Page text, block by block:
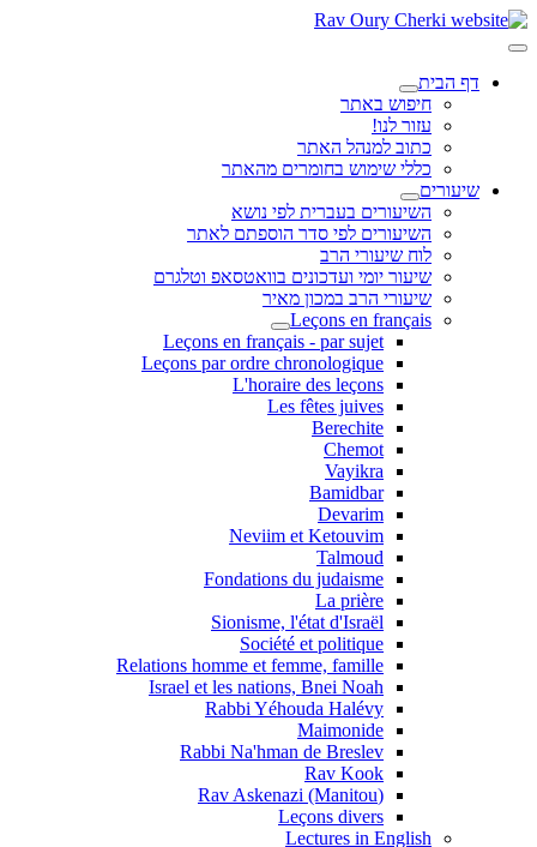
דף הבית
חיפוש באתר
עזור לנו!
כתוב למנהל האתר
כללי שימוש בחומרים מהאתר
שיעורים
השיעורים בעברית לפי נושא
השיעורים לפי סדר הוספתם לאתר
לוח שיעורי הרב
שיעור יומי ועדכונים בוואטסאפ וטלגרם
שיעורי הרב במכון מאיר
Leçons en français
Leçons en français - par sujet
Leçons par ordre chronologique
L'horaire des leçons
Les fêtes juives
Berechite
Chemot
Vayikra
Bamidbar
Devarim
Neviim et Ketouvim
Talmoud
Fondations du judaisme
La prière
Sionisme, l'état d'Israël
Société et politique
Relations homme et femme, famille
Israel et les nations, Bnei Noah
Rabbi Yéhouda Halévy
Maimonide
Rabbi Na'hman de Breslev
Rav Kook
(Rav Askenazi (Manitou
Leçons divers
Lectures in English